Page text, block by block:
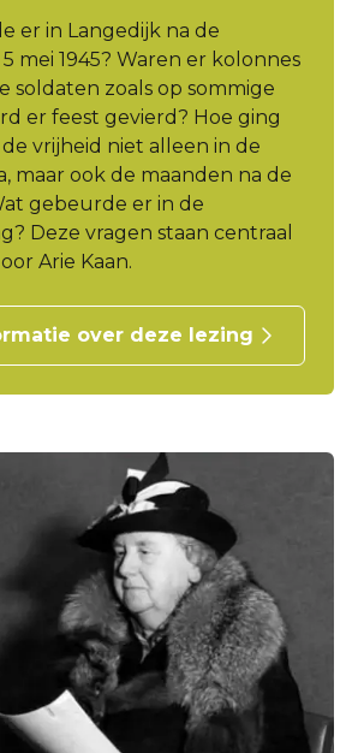
er in Langedijk na de
mei 1945? Waren er kolonnes
soldaten zoals op sommige
er feest gevierd? Hoe ging
vrijheid niet alleen in de
maar ook de maanden na de
gebeurde er in de
Deze vragen staan centraal
Arie Kaan.
over deze lezing